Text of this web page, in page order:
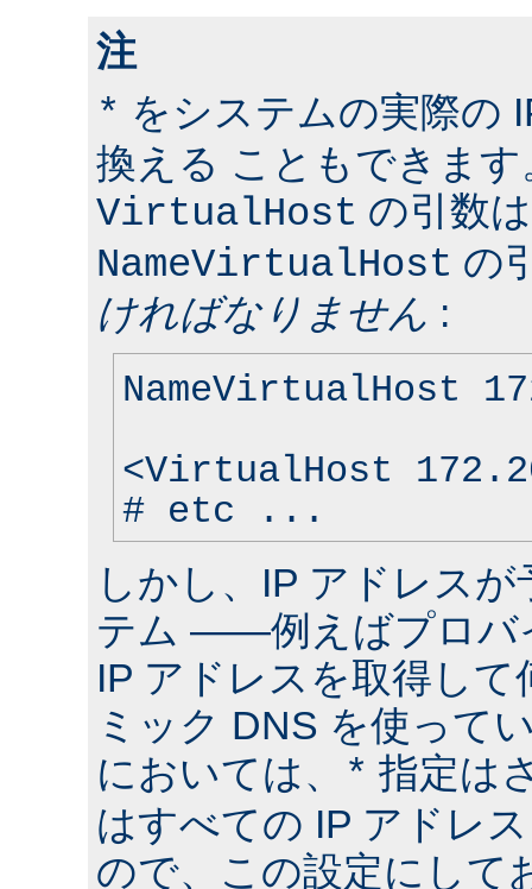
注
* をシステムの実際の
換える こともできま
VirtualHost の引数は
NameVirtualHost の
ければなりません :
NameVirtualHost
<VirtualHost
# etc ...
しかし、IP アドレス
テム ――例えばプロバ
IP アドレスを取得し
ミック DNS を使っ
においては、
* 指定は
はすべての IP アドレ
ので、この設定にして